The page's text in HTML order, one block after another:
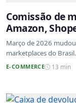
Comissão de
Amazon,
atualizadas
Março de 2026
marketplaces do
E-COMMERCE 13 min